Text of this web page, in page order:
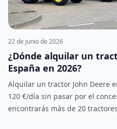
22 de junio de 2026
¿Dónde alquilar un
España en 2026?
Alquilar un tractor John Deere
120 €/día sin pasar por el
encontrarás más de 20